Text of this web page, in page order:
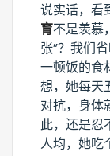
说实话，看
育不是羡慕
张”？我们
一顿饭的食
想，她每天
对抗，身体
此，还是忍
人均，她吃